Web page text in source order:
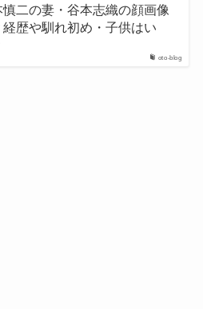
oto-blog
慎二の妻・谷本志織の顔画像
経歴や馴れ初め・子供はい